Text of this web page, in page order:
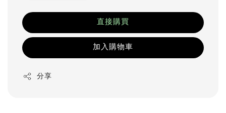
直接購買
加入購物車
分享